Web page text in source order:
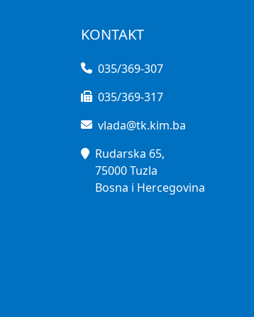
KONTAKT
035/369-307
035/369-317
vlada@tk.kim.ba
Rudarska 65,
75000 Tuzla
Bosna i Hercegovina